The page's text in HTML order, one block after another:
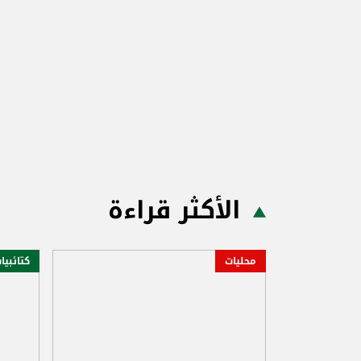
الأكثر قراءة
محليات